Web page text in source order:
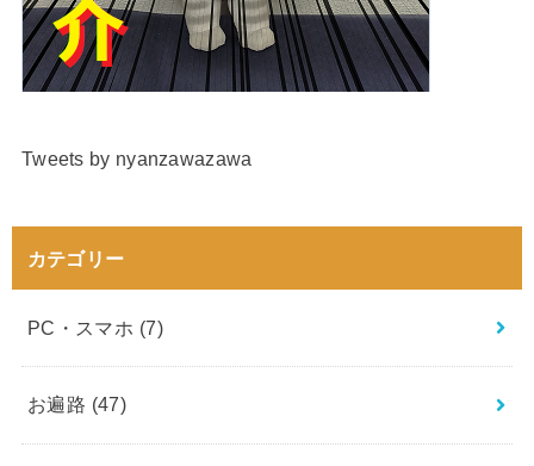
Tweets by nyanzawazawa
カテゴリー
PC・スマホ (7)
お遍路 (47)